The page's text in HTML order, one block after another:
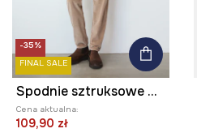
-35%
FINAL SALE
Spodnie sztruksowe męskie chino
Cena aktualna:
109,90 zł